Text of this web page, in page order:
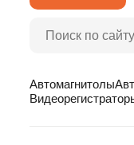
Автомагнитолы